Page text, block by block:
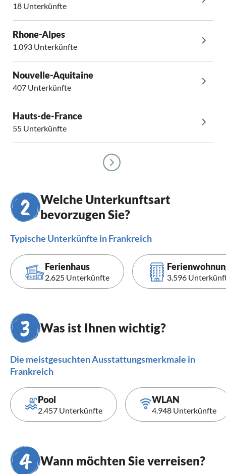
18 Unterkünfte
Rhone-Alpes
1.093 Unterkünfte
Nouvelle-Aquitaine
407 Unterkünfte
Hauts-de-France
55 Unterkünfte
Welche Unterkunftsart
bevorzugen Sie?
Typische Unterkünfte in Frankreich
Ferienhaus
2.625 Unterkünfte 3.596
Was ist Ihnen wichtig?
Die meistgesuchten Ausstattungsmerkmale in
Frankreich
Pool
2.457 Unterkünfte
WLAN
4.948 Unterkünfte
Wann möchten Sie verreisen?